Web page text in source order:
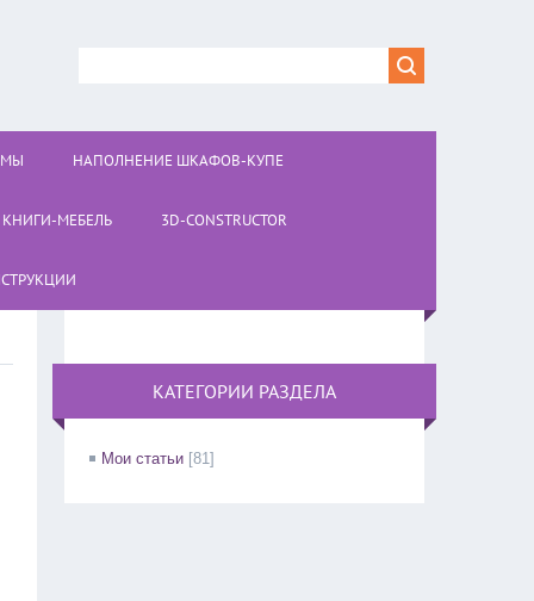
НАПОЛНЕНИЕ ШКАФОВ-КУПЕ
КНИГИ-МЕБЕЛЬ 3D-CONSTRUCTOR
КАТЕГОРИИ РАЗДЕЛА
Мои статьи [81]